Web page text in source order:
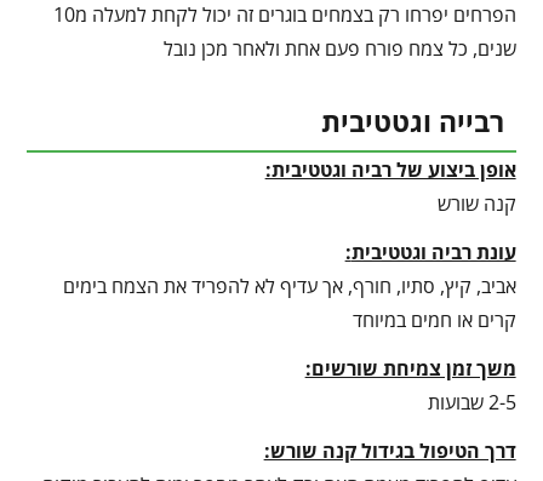
הפרחים יפרחו רק בצמחים בוגרים זה יכול לקחת למעלה מ10
שנים, כל צמח פורח פעם אחת ולאחר מכן נובל
רבייה וגטטיבית
אופן ביצוע של רביה וגטטיבית:
קנה שורש
עונת רביה וגטטיבית:
אביב, קיץ, סתיו, חורף, אך עדיף לא להפריד את הצמח בימים
קרים או חמים במיוחד
משך זמן צמיחת שורשים:
2-5 שבועות
דרך הטיפול בגידול קנה שורש: